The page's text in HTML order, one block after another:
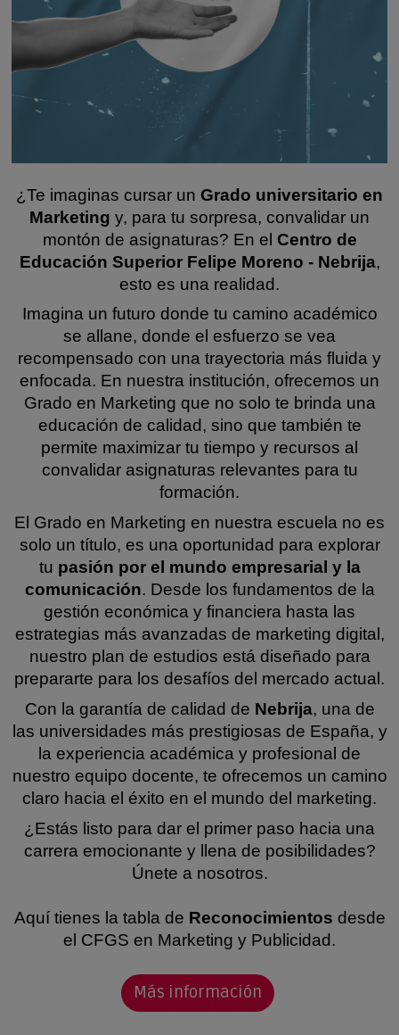
¿Te imaginas cursar un Grado universitario en
Marketing y, para tu sorpresa, convalidar un
montón de asignaturas? En el Centro de
Educación Superior Felipe Moreno - Nebrija,
esto es una realidad.
Imagina un futuro donde tu camino académico
se allane, donde el esfuerzo se vea
recompensado con una trayectoria más fluida y
enfocada. En nuestra institución, ofrecemos un
Grado en Marketing que no solo te brinda una
educación de calidad, sino que también te
permite maximizar tu tiempo y recursos al
convalidar asignaturas relevantes para tu
formación.
El Grado en Marketing en nuestra escuela no es
solo un título, es una oportunidad para explorar
tu pasión por el mundo empresarial y la
comunicación. Desde los fundamentos de la
gestión económica y financiera hasta las
estrategias más avanzadas de marketing digital,
nuestro plan de estudios está diseñado para
prepararte para los desafíos del mercado actual.
Con la garantía de calidad de Nebrija, una de
las universidades más prestigiosas de España, y
la experiencia académica y profesional de
nuestro equipo docente, te ofrecemos un camino
claro hacia el éxito en el mundo del marketing.
¿Estás listo para dar el primer paso hacia una
carrera emocionante y llena de posibilidades?
Únete a nosotros.
Aquí tienes la tabla de Reconocimientos desde
el CFGS en Marketing y Publicidad.
Más información